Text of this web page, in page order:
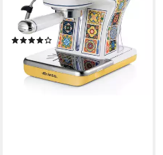
Mediterranes Design, weiß,
gelb
(1)
ab 173,75 €
15,87 €mtl. in 12 Raten
lieferbar - in 2-3 Werktagen bei dir